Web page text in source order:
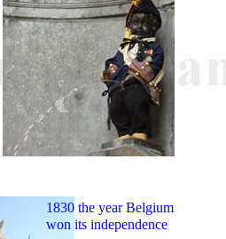
1830 the year Belgium
won its independence